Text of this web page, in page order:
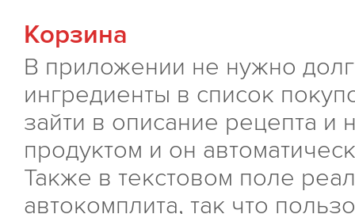
Корзина
В приложении не нужно
ингредиенты в список
зайти в описание рецепта и
продуктом и он
Также в текстовом поле
автокомплита, так что